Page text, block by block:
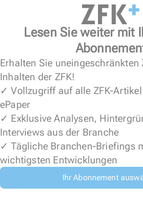
Lesen Sie weiter mit
Erhalten Sie uneingeschränkten
Inhalten der ZFK!
✓ Vollzugriff auf alle ZFK-
ePaper
✓ Exklusive Analysen,
Interviews aus der Branche
✓ Tägliche Branchen-Briefings
wichtigsten Entwicklungen
Ihr Abonnement